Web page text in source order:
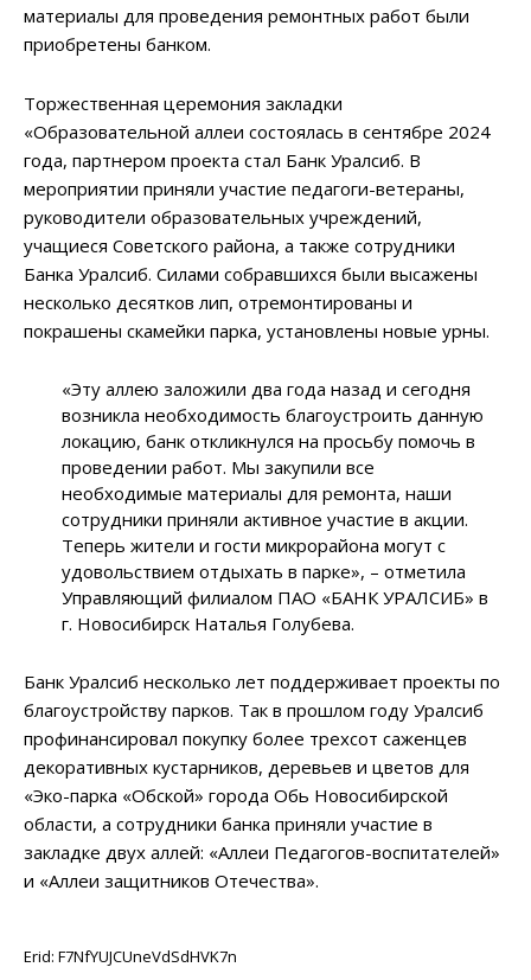
материалы для проведения ремонтных работ были
приобретены банком.
Торжественная церемония закладки
«Образовательной аллеи состоялась в сентябре 2024
года, партнером проекта стал Банк Уралсиб. В
мероприятии приняли участие педагоги-ветераны,
руководители образовательных учреждений,
учащиеся Советского района, а также сотрудники
Банка Уралсиб. Силами собравшихся были высажены
несколько десятков лип, отремонтированы и
покрашены скамейки парка, установлены новые урны.
«Эту аллею заложили два года назад и сегодня
возникла необходимость благоустроить данную
локацию, банк откликнулся на просьбу помочь в
проведении работ. Мы закупили все
необходимые материалы для ремонта, наши
сотрудники приняли активное участие в акции.
Теперь жители и гости микрорайона могут с
удовольствием отдыхать в парке», – отметила
Управляющий филиалом ПАО «БАНК УРАЛСИБ» в
г. Новосибирск Наталья Голубева.
Банк Уралсиб несколько лет поддерживает проекты по
благоустройству парков. Так в прошлом году Уралсиб
профинансировал покупку более трехсот саженцев
декоративных кустарников, деревьев и цветов для
«Эко-парка «Обской» города Обь Новосибирской
области, а сотрудники банка приняли участие в
закладке двух аллей: «Аллеи Педагогов-воспитателей»
и «Аллеи защитников Отечества».
Erid: F7NfYUJCUneVdSdHVK7n